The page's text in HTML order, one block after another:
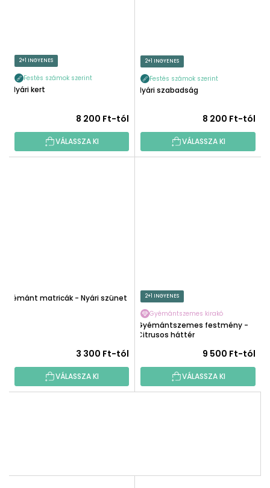
2+1 INGYENES
Festés számok szerint
Nyári kert
8 200 Ft-tól
VÁLASSZA KI
2+1 INGYENES
Festés számok szerint
Nyári szabadság
8 200 Ft-tól
VÁLASSZA KI
Gyémánt matricák - Nyári szünet
3 300 Ft-tól
VÁLASSZA KI
2+1 INGYENES
Gyémántszemes kirakó
Gyémántszemes festmény -
Citrusos háttér
9 500 Ft-tól
VÁLASSZA KI